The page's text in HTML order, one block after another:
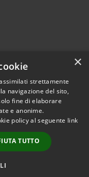
© 2026 • Comune di
Gaggiano • Powered by
•
Accesso
redazione
×
strettamente
navigazione del sito,
fine di elaborare
e anonime.
policy al seguente link
TUTTO